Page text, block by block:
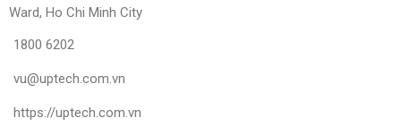
Ward, Ho Chi Minh City
1800 6202
vu@uptech.com.vn
https://uptech.com.vn